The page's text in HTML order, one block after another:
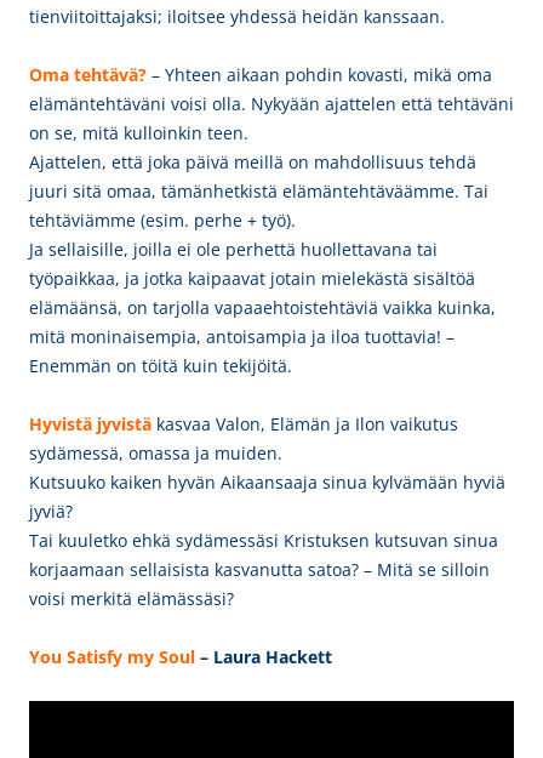
tienviitoittajaksi; iloitsee yhdessä heidän kanssaan.
Oma tehtävä? – Yhteen aikaan pohdin kovasti, mikä oma
elämäntehtäväni voisi olla. Nykyään ajattelen että tehtäväni
on se, mitä kulloinkin teen.
Ajattelen, että joka päivä meillä on mahdollisuus tehdä
juuri sitä omaa, tämänhetkistä elämäntehtäväämme. Tai
tehtäviämme (esim. perhe + työ).
Ja sellaisille, joilla ei ole perhettä huollettavana tai
työpaikkaa, ja jotka kaipaavat jotain mielekästä sisältöä
elämäänsä, on tarjolla vapaaehtoistehtäviä vaikka kuinka,
mitä moninaisempia, antoisampia ja iloa tuottavia! –
Enemmän on töitä kuin tekijöitä.
Hyvistä jyvistä kasvaa Valon, Elämän ja Ilon vaikutus
sydämessä, omassa ja muiden.
Kutsuuko kaiken hyvän Aikaansaaja sinua kylvämään hyviä
jyviä?
Tai kuuletko ehkä sydämessäsi Kristuksen kutsuvan sinua
korjaamaan sellaisista kasvanutta satoa? – Mitä se silloin
voisi merkitä elämässäsi?
You Satisfy my Soul – Laura Hackett